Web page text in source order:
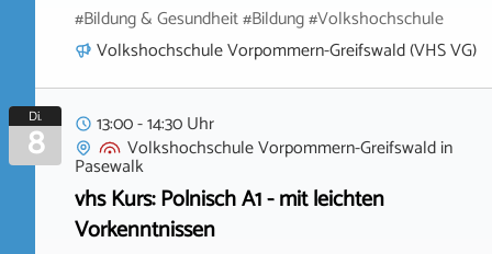
#Bildung & Gesundheit #Bildung #Volkshochschule
Volkshochschule Vorpommern-Greifswald (VHS VG)
Di.
8
13:00 - 14:30 Uhr
Volkshochschule Vorpommern-Greifswaldin
Pasewalk
vhs Kurs: Polnisch A1 - mit leichten
Vorkenntnissen